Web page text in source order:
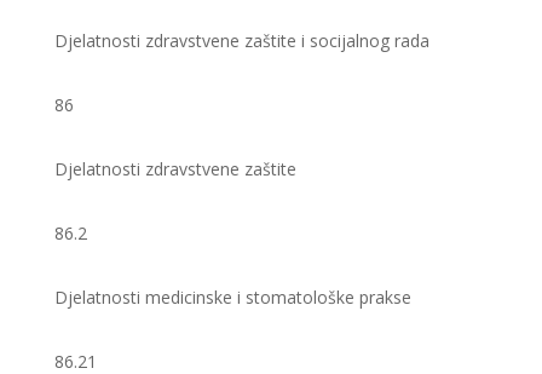
Djelatnosti zdravstvene zaštite i socijalnog rada
86
Djelatnosti zdravstvene zaštite
86.2
Djelatnosti medicinske i stomatološke prakse
86.21